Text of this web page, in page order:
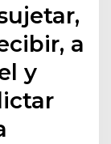
a
y